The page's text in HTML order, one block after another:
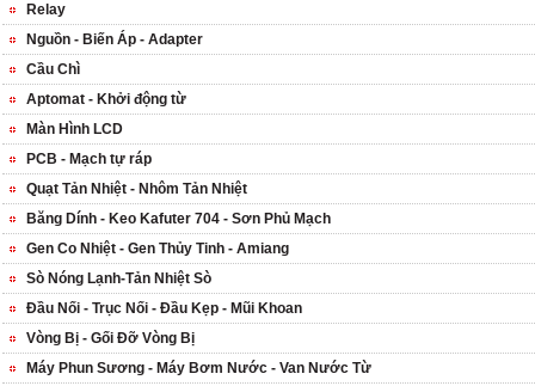
Relay
Nguồn - Biến Áp - Adapter
Cầu Chì
Aptomat - Khởi động từ
Màn Hình LCD
PCB - Mạch tự ráp
Quạt Tản Nhiệt - Nhôm Tản Nhiệt
Băng Dính - Keo Kafuter 704 - Sơn Phủ Mạch
Gen Co Nhiệt - Gen Thủy Tinh - Amiang
Sò Nóng Lạnh-Tản Nhiệt Sò
Đầu Nối - Trục Nối - Đầu Kẹp - Mũi Khoan
Vòng Bị - Gối Đỡ Vòng Bị
Máy Phun Sương - Máy Bơm Nước - Van Nước Từ